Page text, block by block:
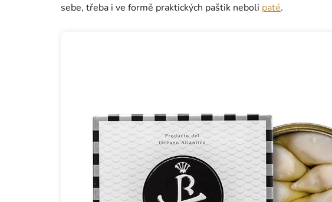
sebe, třeba i ve formě praktických paštik neboli paté.